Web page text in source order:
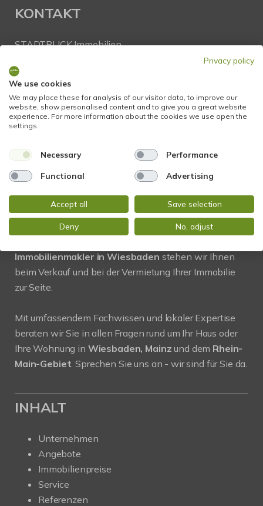
KONTAKT
STADTBLICK Immobilien
65199 Wiesbaden
Tel.:+49 611 9742 872
Fax: +49 611 9742 896
Mail:
info@stadtblick-immobilien.de
PROFIL
Immobilienmakler in Wiesbaden stehen wir Ihnen
beim Verkauf und bei der Vermietung Ihrer Immobilie
zur Seite.
Mit umfassendem Fachwissen und lokaler Expertise
beraten wir Sie in allen Fragen rund um Ihr Haus oder
Ihre Wohnung in Wiesbaden, Mainzund dem Rhein-
Main-Gebiet. Sprechen Sie uns an - wir sind für Sie da.
INHALT
Unternehmen
Angebote
Immobilienpreise
Service
Referenzen
Privacy policy
We use cookies
We may place these for analysis of our visitor data, to improve our
website, show personalised content and to give you a great website
experience. For more information about the cookies we use open the
settings.
Necessary Performance
Functional Advertising
Accept all Save selection
Deny No, adjust